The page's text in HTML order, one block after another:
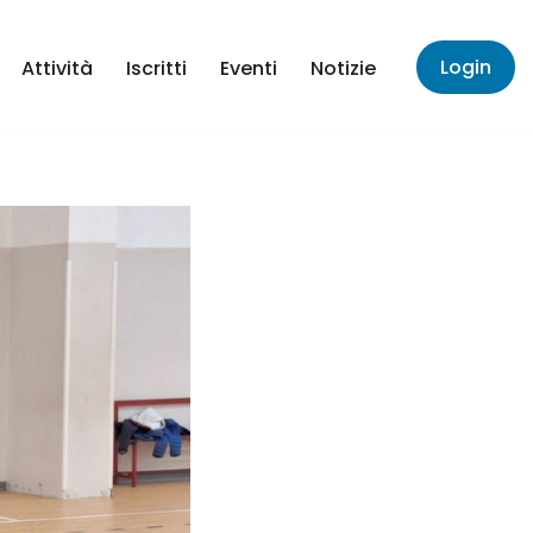
Attività Iscritti Eventi Notizie Login